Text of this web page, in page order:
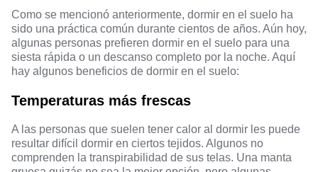
Como se mencionó anteriormente, dormir en el suelo ha
sido una práctica común durante cientos de años. Aún hoy,
algunas personas prefieren dormir en el suelo para una
siesta rápida o un descanso completo por la noche. Aquí
hay algunos beneficios de dormir en el suelo:
Temperaturas más frescas
A las personas que suelen tener calor al dormir les puede
resultar difícil dormir en ciertos tejidos. Algunos no
comprenden la transpirabilidad de sus telas. Una manta